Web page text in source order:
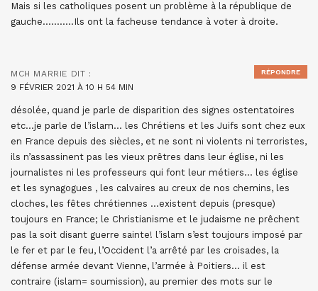
Mais si les catholiques posent un problème à la république de
gauche………..Ils ont la facheuse tendance à voter à droite.
MCH MARRIE DIT :
9 FÉVRIER 2021 À 10 H 54 MIN
désolée, quand je parle de disparition des signes ostentatoires
etc…je parle de l’islam… les Chrétiens et les Juifs sont chez eux
en France depuis des siècles, et ne sont ni violents ni terroristes,
ils n’assassinent pas les vieux prêtres dans leur église, ni les
journalistes ni les professeurs qui font leur métiers… les église
et les synagogues , les calvaires au creux de nos chemins, les
cloches, les fêtes chrétiennes …existent depuis (presque)
toujours en France; le Christianisme et le judaisme ne prêchent
pas la soit disant guerre sainte! l’islam s’est toujours imposé par
le fer et par le feu, l’Occident l’a arrêté par les croisades, la
défense armée devant Vienne, l’armée à Poitiers… il est
contraire (islam= soumission), au premier des mots sur le
RÉPONDRE